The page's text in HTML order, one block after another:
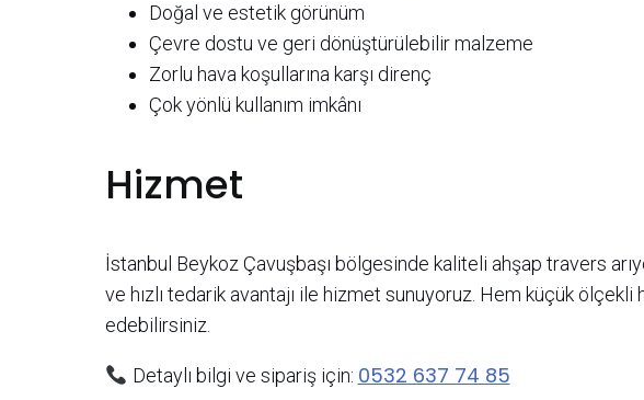
Doğal ve estetik görünüm
Çevre dostu ve geri dönüştürülebilir malzeme
Zorlu hava koşullarına karşı direnç
Çok yönlü kullanım imkânı
Hizmet
İstanbul Beykoz Çavuşbaşı bölgesinde kaliteli ahşap travers
ve hızlı tedarik avantajı ile hizmet sunuyoruz. Hem küçük
edebilirsiniz.
Detaylı bilgi ve sipariş için: 0532 637 74 85